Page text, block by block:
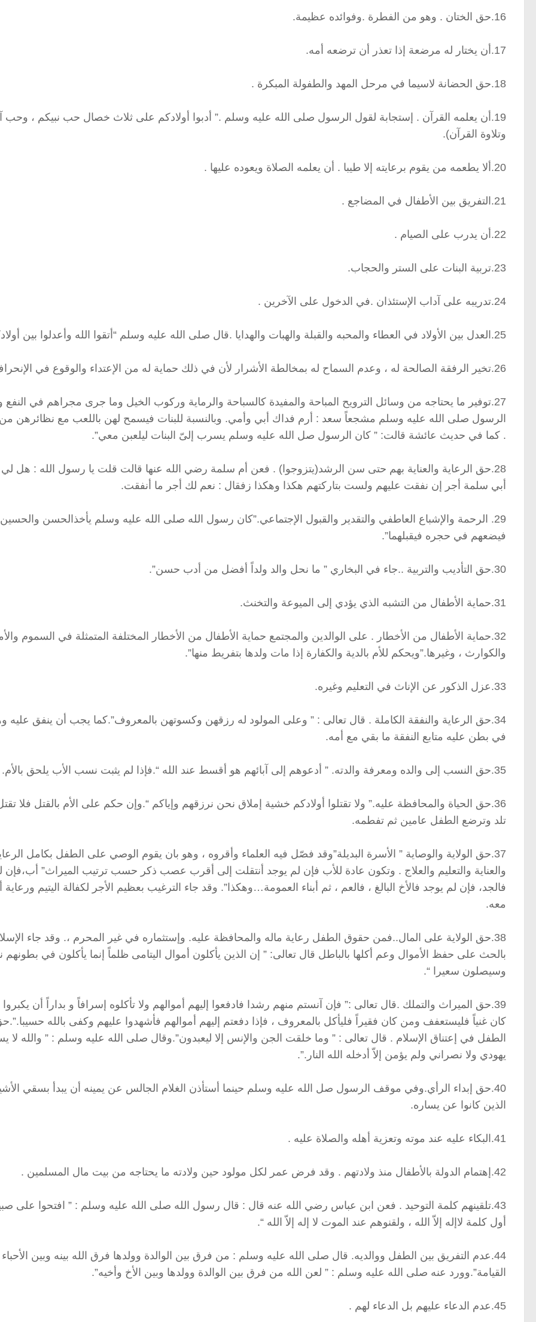
16.حق الختان . وهو من الفطرة .وفوائده عظيمة.
17.أن يختار له مرضعة إذا تعذر أن ترضعه أمه.
18.حق الحضانة لاسيما في مرحل المهد والطفولة المبكرة .
19.أن يعلمه القرآن . إستجابة لقول الرسول صلى الله عليه وسلم .” أدبوا أولادكم على ثلاث خصال حب نبيكم ، وحب
وتلاوة القرآن).
20.ألا يطعمه من يقوم برعايته إلا طيبا . أن يعلمه الصلاة ويعوده عليها .
21.التفريق بين الأطفال في المضاجع .
22.أن يدرب على الصيام .
23.تربية البنات على الستر والحجاب.
24.تدريبه على آداب الإستئذان .في الدخول على الآخرين .
25.العدل بين الأولاد في العطاء والمحبه والقبلة والهبات والهدايا .قال صلى الله عليه وسلم “أتقوا الله وأعدلوا بين أولادكم .”
26.تخير الرفقة الصالحة له ، وعدم السماح له بمخالطة الأشرار لأن في ذلك حماية له من الإعتداء والوقوع في الإنحراف.
27.توفير ما يحتاجه من وسائل الترويح المباحة والمفيدة كالسباحة والرماية وركوب الخيل وما جرى مجراهم في النفع
الرسول صلى الله عليه وسلم مشجعاً سعد : أرم فداك أبي وأمي. وبالنسبة للبنات فيسمح لهن باللعب مع نظائرهن من
. كما في حديث عائشة قالت: ” كان الرسول صل الله عليه وسلم يسرب إلىّ البنات ليلعبن معي”.
28.حق الرعاية والعناية بهم حتى سن الرشد(يتزوجوا) . فعن أم سلمة رضي الله عنها قالت قلت يا رسول الله : هل
أبي سلمة أجر إن نفقت عليهم ولست بتاركتهم هكذا وهكذا زفقال : نعم لك أجر ما أنفقت.
29. الرحمة والإشباع العاطفي والتقدير والقبول الإجتماعي.”كان رسول الله صلى الله عليه وسلم يأخذالحسن والحسين
فيضعهم في حجره فيقبلهما”.
30.حق التأديب والتربية ..جاء في البخاري ” ما نحل والد ولداً أفضل من أدب حسن”.
31.حماية الأطفال من التشبه الذي يؤدي إلى الميوعة والتخنث.
32.حماية الأطفال من الأخطار . على الوالدين والمجتمع حماية الأطفال من الأخطار المختلفة المتمثلة في السموم
والكوارث ، وغيرها.”ويحكم للأم بالدية والكفارة إذا مات ولدها بتفريط منها”.
33.عزل الذكور عن الإناث في التعليم وغيره.
34.حق الرعاية والنفقة الكاملة . قال تعالى : ” وعلى المولود له رزقهن وكسوتهن بالمعروف”.كما يجب أن ينفق عليه
في بطن عليه متابع النفقة ما بقي مع أمه.
35.حق النسب إلى والده ومعرفة والدته. ” أدعوهم إلى آبائهم هو أقسط عند الله “.فإذا لم يثبت نسب الأب يلحق بالأم.
36.حق الحياة والمحافظة عليه.” ولا تقتلوا أولادكم خشية إملاق نحن نرزقهم وإياكم “.وإن حكم على الأم بالقتل فلا
تلد وترضع الطفل عامين ثم تفطمه.
37.حق الولاية والوصاية ” الأسرة البديلة”وقد فصّل فيه العلماء وأقروه ، وهو بان يقوم الوصي على الطفل بكامل
والعناية والتعليم والعلاج . وتكون عادة للأب فإن لم يوجد أنتقلت إلى أقرب عصب ذكر حسب ترتيب الميراث” أب،فإن
فالجد، فإن لم يوجد فالأخ البالغ ، فالعم ، ثم أبناء العمومة…وهكذا”. وقد جاء الترغيب بعظيم الأجر لكفالة اليتيم ورعاية
معه.
38.حق الولاية على المال..فمن حقوق الطفل رعاية ماله والمحافظة عليه. وإستثماره في غير المحرم ،. وقد جاء
بالحث على حفظ الأموال وعم أكلها بالباطل قال تعالى: ” إن الذين يأكلون أموال اليتامى ظلماً إنما يأكلون في بطونهم
وسيصلون سعيرا “.
39.حق الميراث والتملك .قال تعالى :” فإن آنستم منهم رشدا فادفعوا إليهم أموالهم ولا تأكلوه إسرافاً و بداراً أن
كان غنياً فليستعفف ومن كان فقيراً فليأكل بالمعروف ، فإذا دفعتم إليهم أموالهم فأشهدوا عليهم وكفى بالله
الطفل في إعتناق الإسلام . قال تعالى : ” وما خلقت الجن والإنس إلا ليعبدون”.وقال صلى الله عليه وسلم : ” والله لا
يهودي ولا نصراني ولم يؤمن إلاّ أدخله الله النار.”.
40.حق إبداء الرأي.وفي موقف الرسول صل الله عليه وسلم حينما أستأذن الغلام الجالس عن يمينه أن يبدأ بسقي
الذين كانوا عن يساره.
41.البكاء عليه عند موته وتعزية أهله والصلاة عليه .
42.إهتمام الدولة بالأطفال منذ ولادتهم . وقد فرض عمر لكل مولود حين ولادته ما يحتاجه من بيت مال المسلمين .
43.تلقينهم كلمة التوحيد . فعن ابن عباس رضي الله عنه قال : قال رسول الله صلى الله عليه وسلم : ” افتحوا على
أول كلمة لاإله إلاّ الله ، ولقنوهم عند الموت لا إله إلاّ الله “.
44.عدم التفريق بين الطفل ووالديه. قال صلى الله عليه وسلم : من فرق بين الوالدة وولدها فرق الله بينه وبين
القيامة”.وورد عنه صلى الله عليه وسلم : ” لعن الله من فرق بين الوالدة وولدها وبين الأخ وأخيه”.
45.عدم الدعاء عليهم بل الدعاء لهم .